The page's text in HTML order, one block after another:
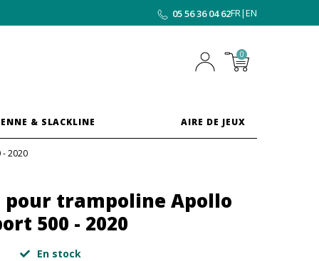
05 56 36 04 62FR|EN
0
& SLACKLINE AIRE DE JEUX
2020
pour trampoline Apollo
500 - 2020
En stock